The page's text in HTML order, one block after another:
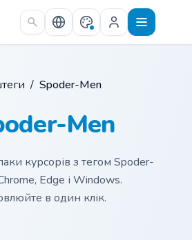
/ Spoder-Men
Men
курсорів з тегом Spoder-
Edge і Windows.
в один клік.